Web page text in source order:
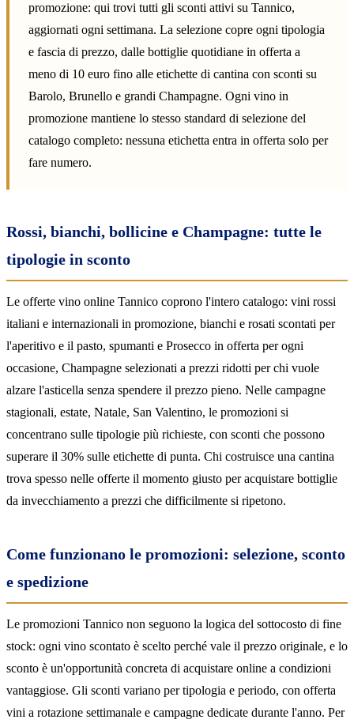
promozione: qui trovi tutti gli sconti attivi su Tannico,
aggiornati ogni settimana. La selezione copre ogni tipologia
e fascia di prezzo, dalle bottiglie quotidiane in offerta a
meno di 10 euro fino alle etichette di cantina con sconti su
Barolo, Brunello e grandi Champagne. Ogni vino in
promozione mantiene lo stesso standard di selezione del
catalogo completo: nessuna etichetta entra in offerta solo per
fare numero.
Rossi, bianchi, bollicine e Champagne: tutte le
tipologie in sconto
Le offerte vino online Tannico coprono l'intero catalogo: vini rossi
italiani e internazionali in promozione, bianchi e rosati scontati per
l'aperitivo e il pasto, spumanti e Prosecco in offerta per ogni
occasione, Champagne selezionati a prezzi ridotti per chi vuole
alzare l'asticella senza spendere il prezzo pieno. Nelle campagne
stagionali, estate, Natale, San Valentino, le promozioni si
concentrano sulle tipologie più richieste, con sconti che possono
superare il 30% sulle etichette di punta. Chi costruisce una cantina
trova spesso nelle offerte il momento giusto per acquistare bottiglie
da invecchiamento a prezzi che difficilmente si ripetono.
Come funzionano le promozioni: selezione, sconto
e spedizione
Le promozioni Tannico non seguono la logica del sottocosto di fine
stock: ogni vino scontato è scelto perché vale il prezzo originale, e lo
sconto è un'opportunità concreta di acquistare online a condizioni
vantaggiose. Gli sconti variano per tipologia e periodo, con offerta
vini a rotazione settimanale e campagne dedicate durante l'anno. Per